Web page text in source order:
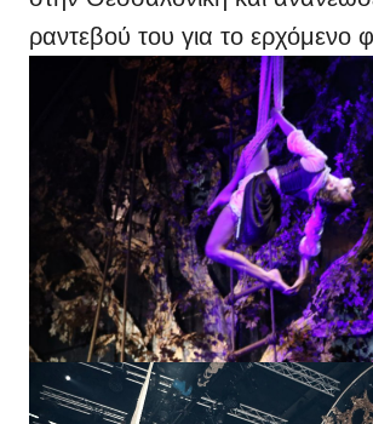
ραντεβού του για το ερχόμενο